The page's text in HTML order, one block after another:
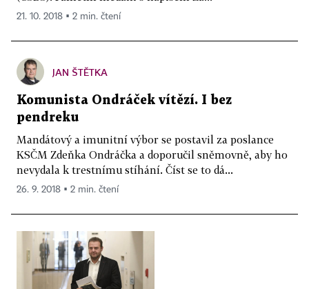
21. 10. 2018 ▪ 2 min. čtení
JAN ŠTĚTKA
Komunista Ondráček vítězí. I bez
pendreku
Mandátový a imunitní výbor se postavil za poslance
KSČM Zdeňka Ondráčka a doporučil sněmovně, aby ho
nevydala k trestnímu stíhání. Číst se to dá...
26. 9. 2018 ▪ 2 min. čtení